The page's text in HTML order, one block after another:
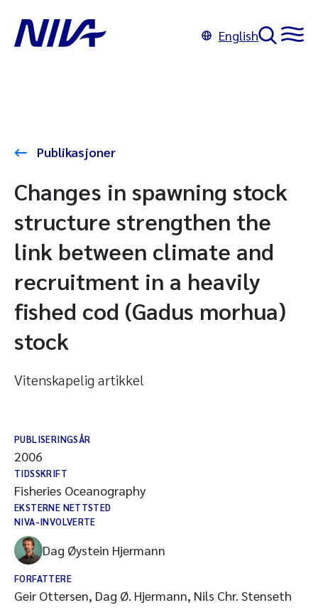
English
Publikasjoner
Changes in spawning stock
structure strengthen the
link between climate and
recruitment in a heavily
fished cod (Gadus morhua)
stock
Vitenskapelig artikkel
PUBLISERINGSÅR
2006
TIDSSKRIFT
Fisheries Oceanography
EKSTERNE NETTSTED
NIVA-INVOLVERTE
Dag Øystein Hjermann
FORFATTERE
Geir Ottersen, Dag Ø. Hjermann, Nils Chr. Stenseth